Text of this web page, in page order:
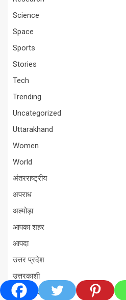
Science
Space
Sports
Stories
Tech
Trending
Uncategorized
Uttarakhand
Women
World
अंतरराष्ट्रीय
अपराध
अल्मोड़ा
आपका शहर
आपदा
उत्तर प्रदेश
उत्तरकाशी
उत्तरराखंड विधानसभा